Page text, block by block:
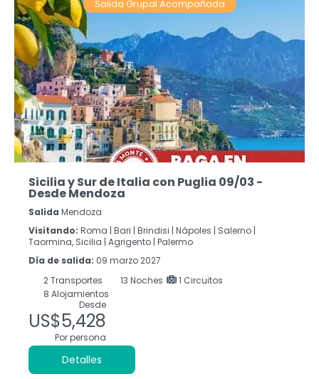
Salida Grupal Acompañada
Sicilia y Sur de Italia con Puglia 09/03 -
Desde Mendoza
Salida Mendoza
Visitando: Roma | Bari | Brindisi | Nápoles | Salerno |
Taormina, Sicilia | Agrigento | Palermo
Día de salida: 09 marzo 2027
2Transportes 13 Noches
1 Circuitos
8 Alojamientos
Desde
US$5,428
Por persona
Detalles